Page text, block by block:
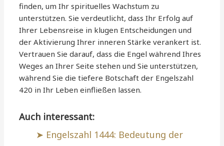
finden, um Ihr spirituelles Wachstum zu
unterstützen. Sie verdeutlicht, dass Ihr Erfolg auf
Ihrer Lebensreise in klugen Entscheidungen und
der Aktivierung Ihrer inneren Stärke verankert ist.
Vertrauen Sie darauf, dass die Engel während Ihres
Weges an Ihrer Seite stehen und Sie unterstützen,
während Sie die tiefere Botschaft der Engelszahl
420 in Ihr Leben einfließen lassen.
Auch interessant:
Engelszahl 1444: Bedeutung der